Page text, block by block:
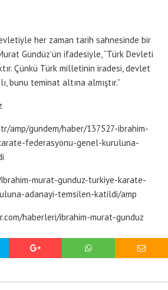
her zaman tarih sahnesinde bir
Gündüz’ün ifadesiyle, “Türk Devleti
Çünkü Türk milletinin iradesi, devlet
bunu teminat altına almıştır.”
amp/gundem/haber/137527-ibrahim-
federasyonu-genel-kuruluna-
murat-gunduz-turkiye-karate-
adanayi-temsilen-katildi/amp
haberleri/ibrahim-murat-gunduz